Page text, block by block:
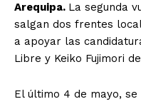
Arequipa. La segunda
salgan dos frentes
a apoyar las
Libre y Keiko Fujimori
El último 4 de mayo,